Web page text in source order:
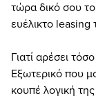
τώρα δικό σου
ευέλικτο leasing
Γιατί αρέσει
Εξωτερικό που
κουπέ λογική